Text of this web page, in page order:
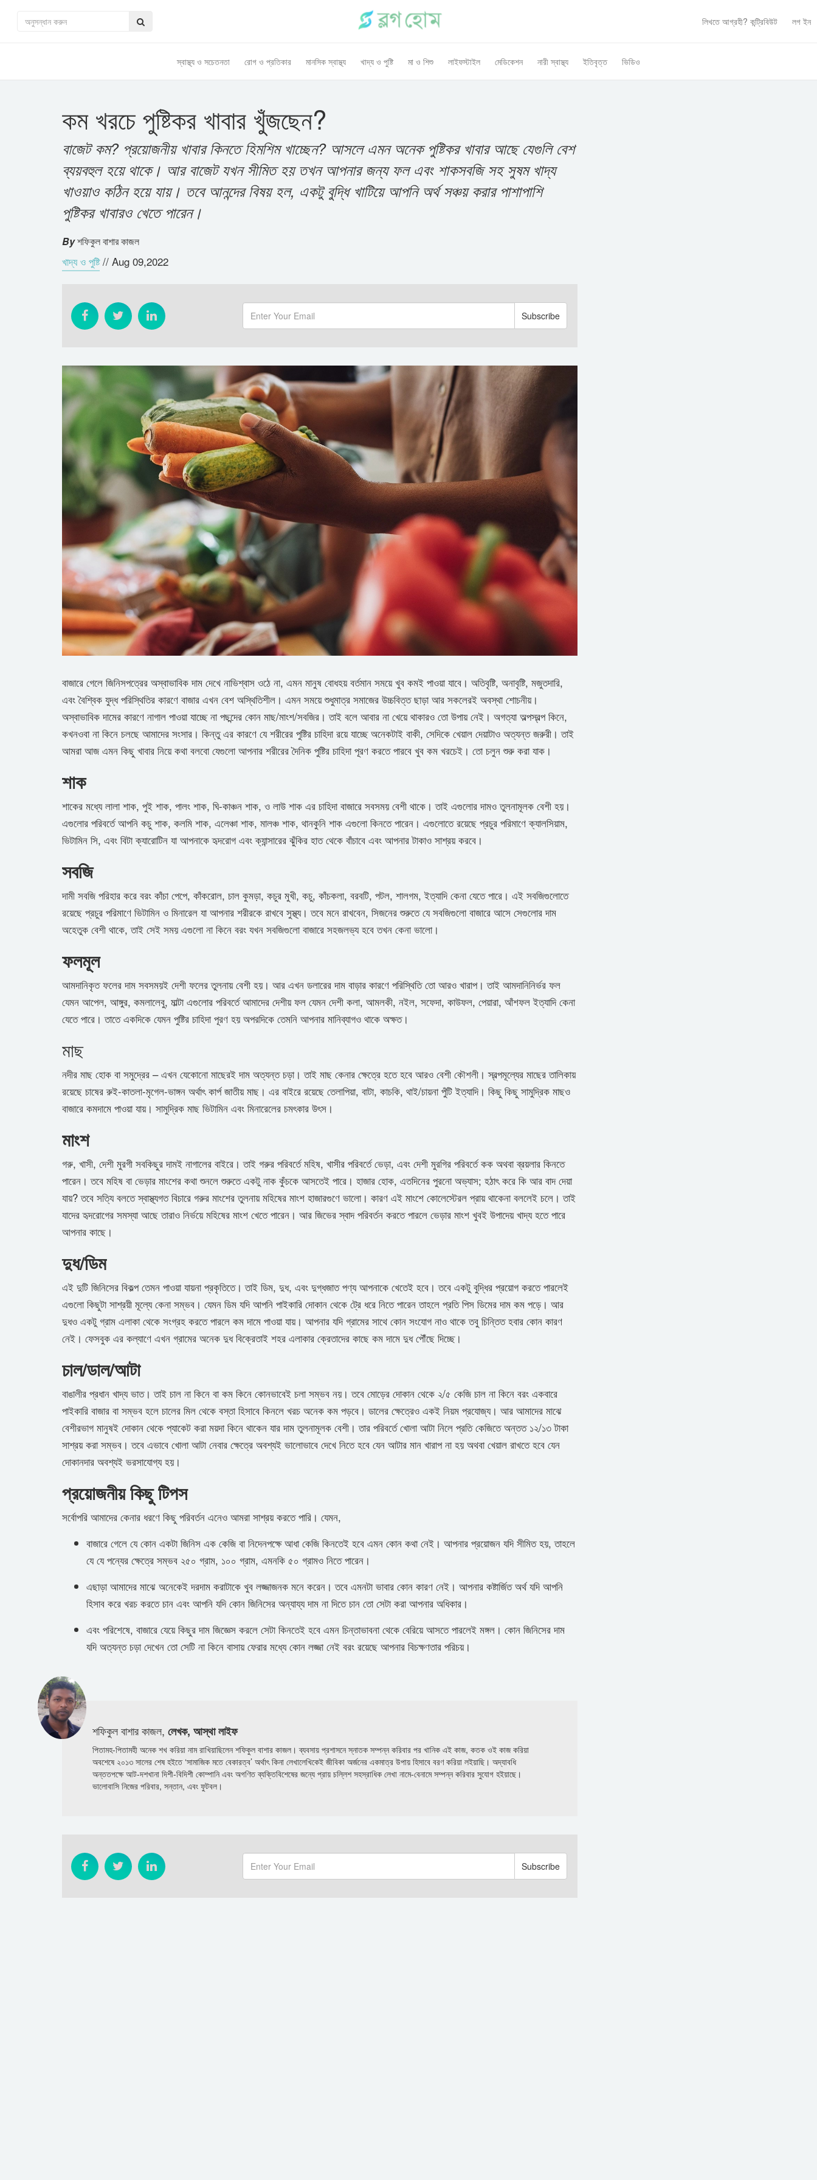
লিখতে আগ্রহী? কন্ট্রিবিউট লগ ইন
স্বাস্থ্য ও সচেতনতা রোগ ও প্রতিকার মানসিক স্বাস্থ্য খাদ্য ও পুষ্টি মা ও শিশু লাইফস্টাইল মেডিকেশন নারী স্বাস্থ্য ইতিবৃত্ত ভিডিও
কম খরচে পুষ্টিকর খাবার খুঁজছেন?
বাজেট কম? প্র‍য়োজনীয় খাবার কিনতে হিমশিম খাচ্ছেন? আসলে এমন অনেক পুষ্টিকর খাবার আছে যেগুলি বেশ
ব্যয়বহুল হয়ে থাকে। আর বাজেট যখন সীমিত হয় তখন আপনার জন্য ফল এবং শাকসবজি সহ সুষম খাদ্য
খাওয়াও কঠিন হয়ে যায়। তবে আনন্দের বিষয় হল, একটু বুদ্ধি খাটিয়ে আপনি অর্থ সঞ্চয় করার পাশাপাশি
পুষ্টিকর খাবারও খেতে পারেন।
Byশফিকুল বাশার কাজল
খাদ্য ও পুষ্টি // Aug 09,2022
বাজারে গেলে জিনিসপত্রের অস্বাভাবিক দাম দেখে নাভিশ্বাস ওঠে না, এমন মানুষ বোধহয় বর্তমান সময়ে খুব কমই পাওয়া যাবে। অতিবৃষ্টি, অনাবৃষ্টি, মজুতদারি,
এবং বৈশ্বিক যুদ্ধ পরিস্থিতির কারণে বাজার এখন বেশ অস্থিতিশীল। এমন সময়ে শুধুমাত্র সমাজের উচ্চবিত্ত ছাড়া আর সকলেরই অবস্থা শোচনীয়।
অস্বাভাবিক দামের কারণে নাগাল পাওয়া যাচ্ছে না পছন্দের কোন মাছ/মাংশ/সবজির। তাই বলে আবার না খেয়ে থাকারও তো উপায় নেই। অগত্যা অল্পস্বল্প কিনে,
কখনওবা না কিনে চলছে আমাদের সংসার। কিন্তু এর কারণে যে শরীরের পুষ্টির চাহিদা রয়ে যাচ্ছে অনেকটাই বাকী, সেদিকে খেয়াল দেয়াটাও অত্যন্ত জরুরী। তাই
আমরা আজ এমন কিছু খাবার নিয়ে কথা বলবো যেগুলো আপনার শরীরের দৈনিক পুষ্টির চাহিদা পূরণ করতে পারবে খুব কম খরচেই। তো চলুন শুরু করা যাক।
শাক
শাকের মধ্যে লালা শাক, পুই শাক, পালং শাক, ঘি-কাঞ্চন শাক, ও লাউ শাক এর চাহিদা বাজারে সবসময় বেশী থাকে। তাই এগুলোর দামও তুলনামূলক বেশী হয়।
এগুলোর পরিবর্তে আপনি কচু শাক, কলমি শাক, এলেঞ্চা শাক, মালঞ্চ শাক, থানকুনি শাক এগুলো কিনতে পারেন। এগুলোতে রয়েছে প্রচুর পরিমাণে ক্যালসিয়াম,
ভিটামিন সি, এবং বিটা ক্যারোটিন যা আপনাকে হৃদরোগ এবং ক্যান্সারের ঝুঁকির হাত থেকে বাঁচাবে এবং আপনার টাকাও সাশ্রয় করবে।
সবজি
দামী সবজি পরিহার করে বরং কাঁচা পেপে, কাঁকরোল, চাল কুমড়া, কচুর মুখী, কচু, কাঁচকলা, বরবটি, পটল, শালগম, ইত্যাদি কেনা যেতে পারে। এই সবজিগুলোতে
রয়েছে প্রচুর পরিমাণে ভিটামিন ও মিনারেল যা আপনার শরীরকে রাখবে সুস্থ্য। তবে মনে রাখবেন, সিজনের শুরুতে যে সবজিগুলো বাজারে আসে সেগুলোর দাম
অহেতুক বেশী থাকে, তাই সেই সময় এগুলো না কিনে বরং যখন সবজিগুলো বাজারে সহজলভ্য হবে তখন কেনা ভালো।
ফলমূল
আমদানিকৃত ফলের দাম সবসময়ই দেশী ফলের তুলনায় বেশী হয়। আর এখন ডলারের দাম বাড়ার কারণে পরিস্থিতি তো আরও খারাপ। তাই আমদানিনির্ভর ফল
যেমন আপেল, আঙ্গুর, কমলালেবু, মাল্টা এগুলোর পরিবর্তে আমাদের দেশীয় ফল যেমন দেশী কলা, আমলকী, নইল, সফেদা, কাউফল, পেয়ারা, আঁশফল ইত্যাদি কেনা
যেতে পারে। তাতে একদিকে যেমন পুষ্টির চাহিদা পূরণ হয় অপরদিকে তেমনি আপনার মানিব্যাগও থাকে অক্ষত।
মাছ
নদীর মাছ হোক বা সমুদ্রের – এখন যেকোনো মাছেরই দাম অত্যন্ত চড়া। তাই মাছ কেনার ক্ষেত্রে হতে হবে আরও বেশী কৌশলী। স্বল্পমূল্যের মাছের তালিকায়
রয়েছে চাষের রুই-কাতলা-মৃগেল-ভাঙ্গন অর্থাৎ কার্প জাতীয় মাছ। এর বাইরে রয়েছে তেলাপিয়া, বাটা, কাচকি, থাই/চায়না পুঁটি ইত্যাদি। কিছু কিছু সামুদ্রিক মাছও
বাজারে কমদামে পাওয়া যায়। সামুদ্রিক মাছ ভিটামিন এবং মিনারেলের চমৎকার উৎস।
মাংশ
গরু, খাসী, দেশী মুরগী সবকিছুর দামই নাগালের বাইরে। তাই গরুর পরিবর্তে মহিষ, খাসীর পরিবর্তে ভেড়া, এবং দেশী মুরগির পরিবর্তে কক অথবা ব্রয়লার কিনতে
পারেন। তবে মহিষ বা ভেড়ার মাংশের কথা শুনলে শুরুতে একটু নাক কুঁচকে আসতেই পারে। হাজার হোক, এতদিনের পুরনো অভ্যাস; হঠাৎ করে কি আর বাদ দেয়া
যায়? তবে সত্যি বলতে স্বাস্থ্যগত বিচারে গরুর মাংশের তুলনায় মহিষের মাংশ হাজারগুণে ভালো। কারণ এই মাংশে কোলেস্টেরল প্রায় থাকেনা বললেই চলে। তাই
যাদের হৃদরোগের সমস্যা আছে তারাও নির্ভয়ে মহিষের মাংশ খেতে পারেন। আর জিভের স্বাদ পরিবর্তন করতে পারলে ভেড়ার মাংশ খুবই উপাদেয় খাদ্য হতে পারে
আপনার কাছে।
দুধ/ডিম
এই দুটি জিনিসের বিকল্প তেমন পাওয়া যায়না প্রকৃতিতে। তাই ডিম, দুধ, এবং দুগ্ধজাত পণ্য আপনাকে খেতেই হবে। তবে একটু বুদ্ধির প্রয়োগ করতে পারলেই
এগুলো কিছুটা সাশ্রয়ী মূল্যে কেনা সম্ভব। যেমন ডিম যদি আপনি পাইকারি দোকান থেকে ট্রে ধরে নিতে পারেন তাহলে প্রতি পিস ডিমের দাম কম পড়ে। আর
দুধও একটু গ্রাম এলাকা থেকে সংগ্রহ করতে পারলে কম দামে পাওয়া যায়। আপনার যদি গ্রামের সাথে কোন সংযোগ নাও থাকে তবু চিন্তিত হবার কোন কারণ
নেই। ফেসবুক এর কল্যাণে এখন গ্রামের অনেক দুধ বিক্রেতাই শহর এলাকার ক্রেতাদের কাছে কম দামে দুধ পৌঁছে দিচ্ছে।
চাল/ডাল/আটা
বাঙালীর প্রধান খাদ্য ভাত। তাই চাল না কিনে বা কম কিনে কোনভাবেই চলা সম্ভব নয়। তবে মোড়ের দোকান থেকে ২/৫ কেজি চাল না কিনে বরং একবারে
পাইকারি বাজার বা সম্ভব হলে চালের মিল থেকে বস্তা হিসাবে কিনলে খরচ অনেক কম পড়বে। ডালের ক্ষেত্রেও একই নিয়ম প্রযোজ্য। আর আমাদের মাঝে
বেশীরভাগ মানুষই দোকান থেকে প্যাকেট করা ময়দা কিনে থাকেন যার দাম তুলনামূলক বেশী। তার পরিবর্তে খোলা আটা নিলে প্রতি কেজিতে অন্তত ১২/১৩ টাকা
সাশ্রয় করা সম্ভব। তবে এভাবে খোলা আটা নেবার ক্ষেত্রে অবশ্যই ভালোভাবে দেখে নিতে হবে যেন আটার মান খারাপ না হয় অথবা খেয়াল রাখতে হবে যেন
দোকানদার অবশ্যই ভরসাযোগ্য হয়।
প্র‍য়োজনীয় কিছু টিপস
সর্বোপরি আমাদের কেনার ধরণে কিছু পরিবর্তন এনেও আমরা সাশ্রয় করতে পারি। যেমন,
বাজারে গেলে যে কোন একটা জিনিস এক কেজি বা নিদেনপক্ষে আধা কেজি কিনতেই হবে এমন কোন কথা নেই। আপনার প্রয়োজন যদি সীমিত হয়, তাহলে
যে যে পন্যের ক্ষেত্রে সম্ভব ২৫০ গ্রাম, ১০০ গ্রাম, এমনকি ৫০ গ্রামও নিতে পারেন।
এছাড়া আমাদের মাঝে অনেকেই দরদাম করাটাকে খুব লজ্জাজনক মনে করেন। তবে এমনটা ভাবার কোন কারণ নেই। আপনার কষ্টার্জিত অর্থ যদি আপনি
হিসাব করে খরচ করতে চান এবং আপনি যদি কোন জিনিসের অন্যায্য দাম না দিতে চান তো সেটা করা আপনার অধিকার।
এবং পরিশেষে, বাজারে যেয়ে কিছুর দাম জিজ্ঞেস করলে সেটা কিনতেই হবে এমন চিন্তাভাবনা থেকে বেরিয়ে আসতে পারলেই মঙ্গল। কোন জিনিসের দাম
যদি অত্যন্ত চড়া দেখেন তো সেটি না কিনে বাসায় ফেরার মধ্যে কোন লজ্জা নেই বরং রয়েছে আপনার বিচক্ষণতার পরিচয়।
শফিকুল বাশার কাজল, লেখক, আস্থা লাইফ
পিতামহ-পিতামহী অনেক শখ করিয়া নাম রাখিয়াছিলেন শফিকুল বাশার কাজল। ব্যবসায় প্রশাসনে স্নাতক সম্পন্ন করিবার পর খানিক এই কাজ, কতক ওই কাজ করিয়া
অবশেষে ২০১৩ সালের শেষ হইতে ‘সামাজিক মতে বেকারত্ব’ অর্থাৎ কিনা লেখালেখিকেই জীবিকা অর্জনের একমাত্র উপায় হিসাবে বরণ করিয়া লইয়াছি। অদ্যাবধি
অন্ততপক্ষে আট-দশখানা দিশী-বিদিশী কোম্পানি এবং অগণিত ব্যক্তিবিশেষের জন্যে প্রায় চল্লিশ সহস্রাধিক লেখা নামে-বেনামে সম্পন্ন করিবার সুযোগ হইয়াছে।
ভালোবাসি নিজের পরিবার, সন্তান, এবং ফুটবল।